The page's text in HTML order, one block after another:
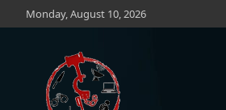
to
Monday, August 10, 2026